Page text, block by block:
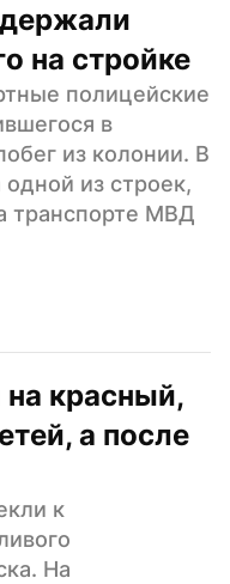
на стройке
полицейские
в
из колонии. В
из строек,
транспорте МВД
красный,
а после
к
На